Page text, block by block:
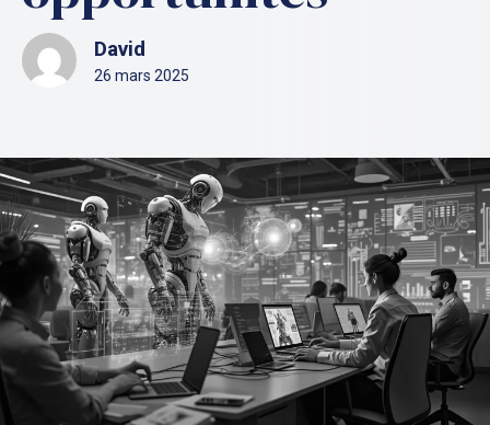
David
26 mars 2025